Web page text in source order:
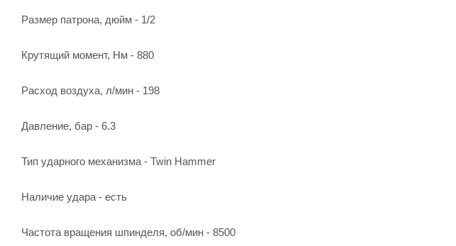
Размер патрона, дюйм - 1/2
Крутящий момент, Нм - 880
Расход воздуха, л/мин - 198
Давление, бар - 6.3
Тип ударного механизма - Twin Hammer
Наличие удара - есть
Частота вращения шпинделя, об/мин - 8500